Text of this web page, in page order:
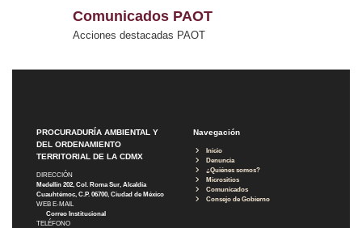
Comunicados PAOT
Acciones destacadas PAOT
PROCURADURÍA AMBIENTAL Y
DEL ORDENAMIENTO
TERRITORIAL DE LA CDMX
DIRECCIÓN
Medellín 202, Col. Roma Sur, Alcaldía
Cuauhtémoc, C.P. 06700, Ciudad de México
WEB E-MAIL
Correo Institucional
TELÉFONO
Navegación
Inicio
Denuncia
¿Quiénes somos?
Micrositios
Comunicados
Consejo de Gobierno